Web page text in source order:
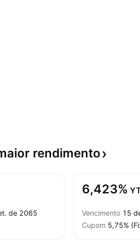
rendimento
de 2065
6,423%
Vencimento 15
Cupom 5,75%